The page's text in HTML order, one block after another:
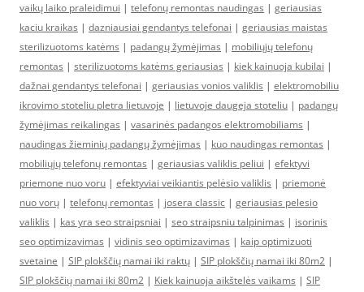
vaikų laiko praleidimui | telefonų remontas naudingas | geriausias
kaciu kraikas | dazniausiai gendantys telefonai | geriausias maistas
sterilizuotoms katėms | padangų žymėjimas | mobiliųjų telefonų
remontas | sterilizuotoms katėms geriausias | kiek kainuoja kubilai |
dažnai gendantys telefonai | geriausias vonios valiklis | elektromobiliu
ikrovimo stoteliu pletra lietuvoje | lietuvoje daugeja stoteliu | padangų
žymėjimas reikalingas | vasarinės padangos elektromobiliams |
naudingas žieminių padangų žymėjimas | kuo naudingas remontas |
mobiliųjų telefonų remontas | geriausias valiklis peliui | efektyvi
priemone nuo voru | efektyviai veikiantis pelėsio valiklis | priemonė
nuo vorų | telefonų remontas | josera classic | geriausias pelesio
valiklis | kas yra seo straipsniai | seo straipsniu talpinimas | isorinis
seo optimizavimas | vidinis seo optimizavimas | kaip optimizuoti
svetaine | SIP plokščių namai iki raktų | SIP plokščių namai iki 80m2 |
SIP plokščių namai iki 80m2 | Kiek kainuoja aikštelės vaikams | SIP